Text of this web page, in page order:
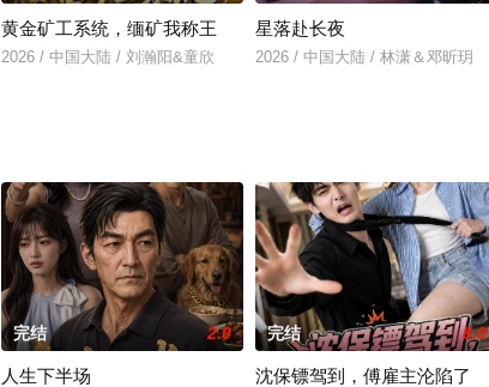
黄金矿工系统，缅矿我称王
2026 / 中国大陆 / 刘瀚阳&童欣
星落赴长夜
2026 / 中国大陆 / 林潇＆邓昕玥
完结 2.0
人生下半场
完结 8.0
沈保镖驾到，傅雇主沦陷了